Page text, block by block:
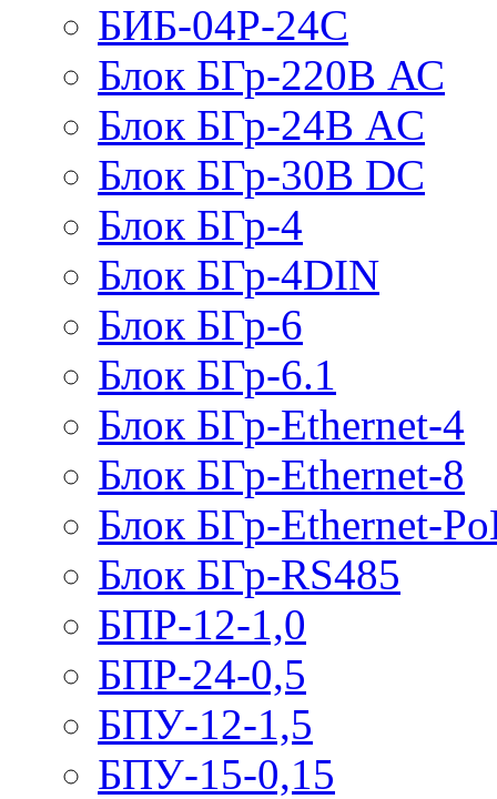
БИБ-04Р-24С
Блок БГр-220В АС
Блок БГр-24В AC
Блок БГр-30В DC
Блок БГр-4
Блок БГр-4DIN
Блок БГр-6
Блок БГр-6.1
Блок БГр-Ethernet-4
Блок БГр-Ethernet-8
Блок БГр-Ethernet-
Блок БГр-RS485
БПР-12-1,0
БПР-24-0,5
БПУ-12-1,5
БПУ-15-0,15